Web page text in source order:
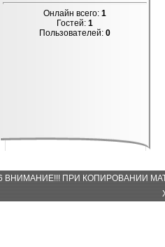
Онлайн всего: 1
Гостей: 1
Пользователей: 0
ВНИМАНИЕ!!! ПРИ КОПИРОВАНИИ